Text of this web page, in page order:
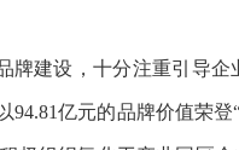
建设，十分注重引导企
亿元的品牌价值荣